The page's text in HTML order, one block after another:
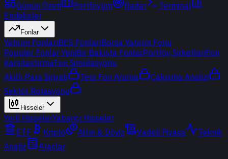
Günün Özeti Portföyüm Radar
Terminal
Endeksler
Fonlar
Yatırım FonlarıBES FonlarıBorsa Yatırım Fonu
Popüler Fonlar YeniBir Bakışta FonlarPortföy ŞirketleriFon
KarşılaştırmaFon Simülasyonu
Akıllı Para Sinyali
Ters Fon Arama
Çakışma Analizi
Sektör Rotasyonu
Hisseler
Yerli HisselerYabancı Hisseler
ETF
Kripto Altın & Döviz Vadeli Piyasa
Teknik
Analiz
Araçlar